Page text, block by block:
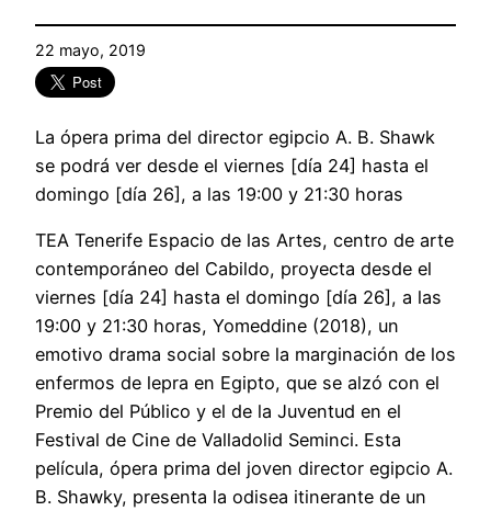
22 mayo, 2019
La ópera prima del director egipcio A. B. Shawk
se podrá ver desde el viernes [día 24] hasta el
domingo [día 26], a las 19:00 y 21:30 horas
TEA Tenerife Espacio de las Artes, centro de arte
contemporáneo del Cabildo, proyecta desde el
viernes [día 24] hasta el domingo [día 26], a las
19:00 y 21:30 horas, Yomeddine (2018), un
emotivo drama social sobre la marginación de los
enfermos de lepra en Egipto, que se alzó con el
Premio del Público y el de la Juventud en el
Festival de Cine de Valladolid Seminci. Esta
película, ópera prima del joven director egipcio A.
B. Shawky, presenta la odisea itinerante de un